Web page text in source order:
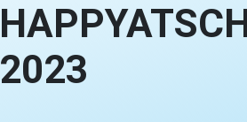
2023